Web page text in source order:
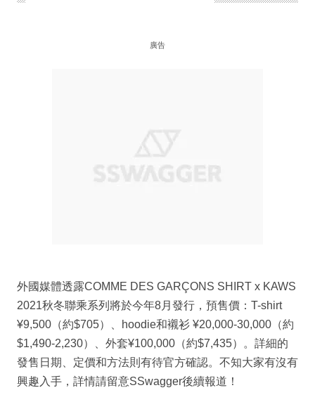
廣告
外國媒體透露COMME DES GARÇONS SHIRT x KAWS
2021秋冬聯乘系列將於今年8月發行，預售價：T-shirt
¥9,500（約$705）、hoodie和襯衫 ¥20,000-30,000（約
$1,490-2,230）、外套¥100,000（約$7,435）。詳細的
發售日期、定價和方法則有待官方確認。不知大家有沒有
興趣入手，詳情請留意SSwagger後續報道！